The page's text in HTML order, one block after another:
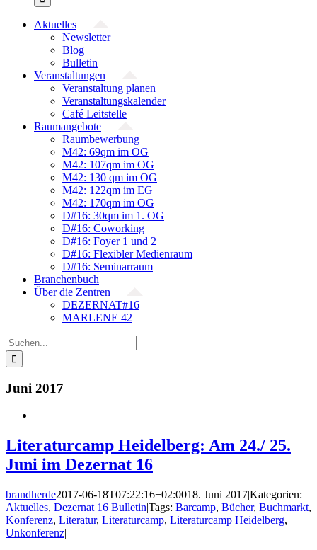
Aktuelles
Newsletter
Blog
Bulletin
Veranstaltungen
Veranstaltung planen
Veranstaltungskalender
Café Leitstelle
Raumangebote
Raumbewerbung
M42: 69qm im OG
M42: 107qm im OG
M42: 130 qm im OG
M42: 122qm im EG
M42: 170qm im OG
D#16: 30qm im 1. OG
D#16: Coworking
D#16: Foyer 1 und 2
D#16: Flexibler Medienraum
D#16: Seminarraum
Branchenbuch
Über die Zentren
DEZERNAT#16
MARLENE 42
Suche
nach:
Juni 2017
Literaturcamp Heidelberg: Am 24./ 25.
Juni im Dezernat 16
brandherde2017-06-18T07:22:16+02:0018. Juni 2017|Kategorien:
Aktuelles, Dezernat 16 Bulletin|Tags: Barcamp, Bücher, Buchmarkt,
Konferenz, Literatur, Literaturcamp, Literaturcamp Heidelberg,
Unkonferenz|